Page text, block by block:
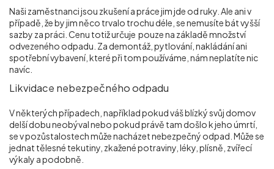
Naši zaměstnanci jsou zkušení a práce jim jde od ruky. Ale ani v
případě, že by jim něco trvalo trochu déle, se nemusíte bát vyšší
sazby za práci. Cenu totiž určuje pouze na základě množství
odvezeného odpadu. Za demontáž, pytlování, nakládání ani
spotřební vybavení, které při tom používáme, nám neplatíte nic
navíc.
Likvidace nebezpečného odpadu
V některých případech, například pokud váš blízký svůj domov
delší dobu neobýval nebo pokud právě tam došlo k jeho úmrtí,
se v pozůstalostech může nacházet nebezpečný odpad. Může se
jednat tělesné tekutiny, zkažené potraviny, léky, plísně, zvířecí
výkaly a podobně.